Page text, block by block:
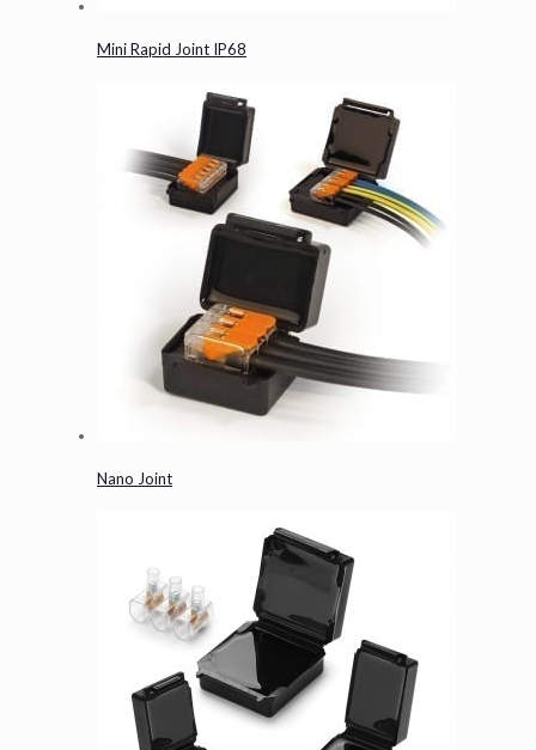
Mini Rapid Joint IP68
Nano Joint